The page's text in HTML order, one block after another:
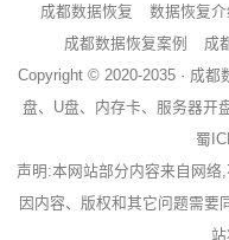
成都数据恢复 数据恢复介
成都数据恢复案例
成
Copyright © 2020-2035 · 成都
盘、U盘、内存卡、服务器开
蜀
声明:本网站部分内容来自网
因内容、版权和其它问题需要
站